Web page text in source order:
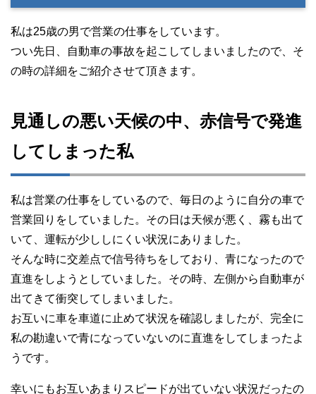
私は25歳の男で営業の仕事をしています。
つい先日、自動車の事故を起こしてしまいましたので、そ
の時の詳細をご紹介させて頂きます。
見通しの悪い天候の中、赤信号で発進
してしまった私
私は営業の仕事をしているので、毎日のように自分の車で
営業回りをしていました。その日は天候が悪く、霧も出て
いて、運転が少ししにくい状況にありました。
そんな時に交差点で信号待ちをしており、青になったので
直進をしようとしていました。その時、左側から自動車が
出てきて衝突してしまいました。
お互いに車を車道に止めて状況を確認しましたが、完全に
私の勘違いで青になっていないのに直進をしてしまったよ
うです。
幸いにもお互いあまりスピードが出ていない状況だったの